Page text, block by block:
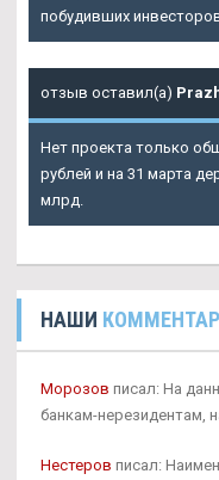
побудивших
отзыв оставил(а)
Нет проекта только
рублей и на 31 марта
млрд.
НАШИ
Морозов писал: На
банкам-нерезидентам,
Нестеров писал: